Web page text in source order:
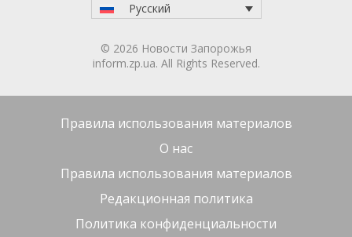
Русский
© 2026 Новости Запорожья
inform.zp.ua. All Rights Reserved.
Правила использования материалов
О нас
Правила использования материалов
Редакционная политика
Политика конфиденциальности